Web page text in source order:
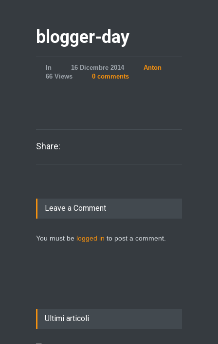
blogger-day
In 16 Dicembre 2014
Anton
66 Views
0 comments
Share:
Leave a Comment
You must be logged in to post a comment.
Ultimi articoli